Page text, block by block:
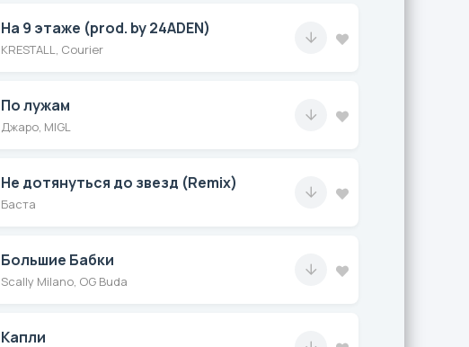
На 9 этаже (prod. by 24ADEN)
KRESTALL, Courier
По лужам
Джаро, MIGL
Не дотянуться до звезд (Remix)
Баста
Большие Бабки
Scally Milano, OG Buda
Капли